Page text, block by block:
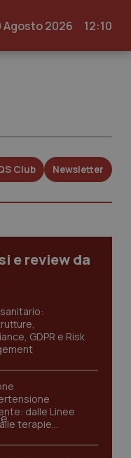
Agosto 2026 12:10
Club Newsletter
e review da
GDPR e Risk
dalle Linee
terapie